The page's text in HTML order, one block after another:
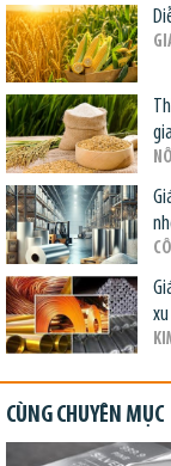
CÙNG CHUYÊN MỤC